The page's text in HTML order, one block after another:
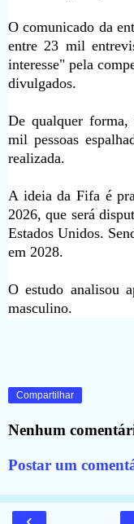
O comunicado da
entre 23 mil
interesse" pela
divulgados.
De qualquer forma,
mil pessoas
realizada.
A ideia da Fifa é
2026, que será
Estados Unidos.
em 2028.
O estudo analisou
masculino.
Compartilhar
Nenhum
Postar um